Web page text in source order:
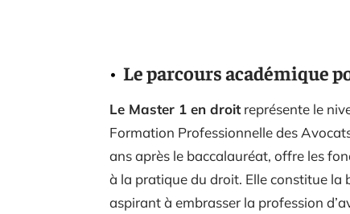
Le parcours académique
Le Master 1 en droitreprésente le
Formation Professionnelle des
ans après le baccalauréat, offre les
à la pratique du droit. Elle constitue
aspirant à embrasser la profession